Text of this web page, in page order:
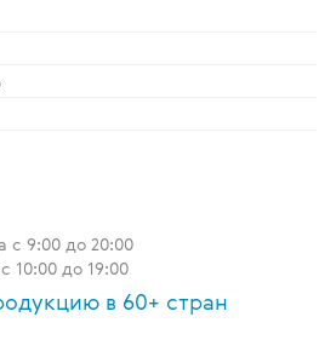
c 9:00 до 20:00
10:00 до 19:00
в 60+ стран